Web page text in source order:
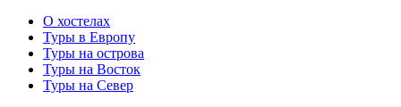
О хостелах
Туры в Европу
Туры на острова
Туры на Восток
Туры на Север